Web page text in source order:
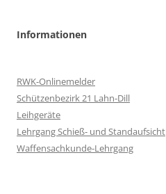
Informationen
RWK-Onlinemelder
Schützenbezirk 21 Lahn-Dill
Leihgeräte
Lehrgang Schieß- und Standaufsicht
Waffensachkunde-Lehrgang